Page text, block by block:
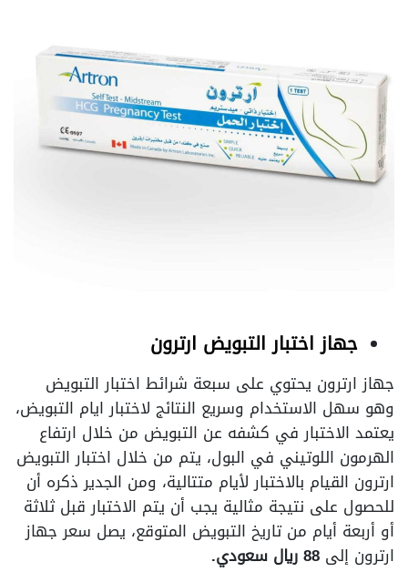
جهاز اختبار التبويض ارترون
جهاز ارترون يحتوي على سبعة شرائط اختبار التبويض
وهو سهل الاستخدام وسريع النتائج لاختبار ايام التبويض،
يعتمد الاختبار في كشفه عن التبويض من خلال ارتفاع
الهرمون اللوتيني في البول، يتم من خلال اختبار التبويض
ارترون القيام بالاختبار لأيام متتالية، ومن الجدير ذكره أن
للحصول على نتيجة مثالية يجب أن يتم الاختبار قبل ثلاثة
أو أربعة أيام من تاريخ التبويض المتوقع، يصل سعر جهاز
ارترون إلى 88 ريال سعودي.